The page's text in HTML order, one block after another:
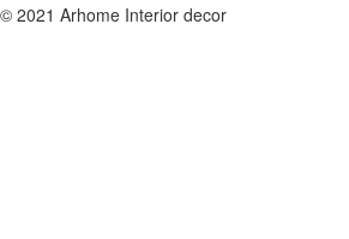
© 2021 Arhome Interior decor